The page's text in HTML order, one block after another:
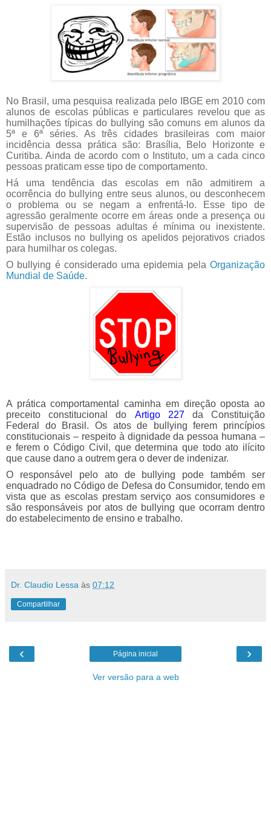
No Brasil, uma pesquisa realizada pelo IBGE em 2010 com
alunos de escolas públicas e particulares revelou que as
humilhações típicas do bullying são comuns em alunos da
5ª e 6ª séries. As três cidades brasileiras com maior
incidência dessa prática são: Brasília, Belo Horizonte e
Curitiba. Ainda de acordo com o Instituto, um a cada cinco
pessoas praticam esse tipo de comportamento.
Há uma tendência das escolas em não admitirem a
ocorrência do bullying entre seus alunos, ou desconhecem
o problema ou se negam a enfrentá-lo. Esse tipo de
agressão geralmente ocorre em áreas onde a presença ou
supervisão de pessoas adultas é mínima ou inexistente.
Estão inclusos no bullying os apelidos pejorativos criados
para humilhar os colegas.
O bullying é considerado uma epidemia pela Organização
Mundial de Saúde.
A prática comportamental caminha em direção oposta ao
preceito constitucional do Artigo 227da Constituição
Federal do Brasil. Os atos de bullying ferem princípios
constitucionais – respeito à dignidade da pessoa humana –
e ferem o Código Civil, que determina que todo ato ilícito
que cause dano a outrem gera o dever de indenizar.
O responsável pelo ato de bullying pode também ser
enquadrado no Código de Defesa do Consumidor, tendo em
vista que as escolas prestam serviço aos consumidores e
são responsáveis por atos de bullying que ocorram dentro
do estabelecimento de ensino e trabalho.
Dr. Claudio Lessa às 07:12
Compartilhar
‹ ›
Página inicial
Ver versão para a web